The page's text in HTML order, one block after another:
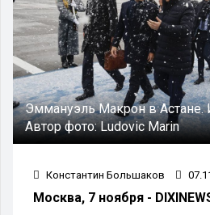
Эммануэль Макрон в Астане.
Автор фото:Ludovic Marin
Константин Большаков
Москва, 7 ноября -